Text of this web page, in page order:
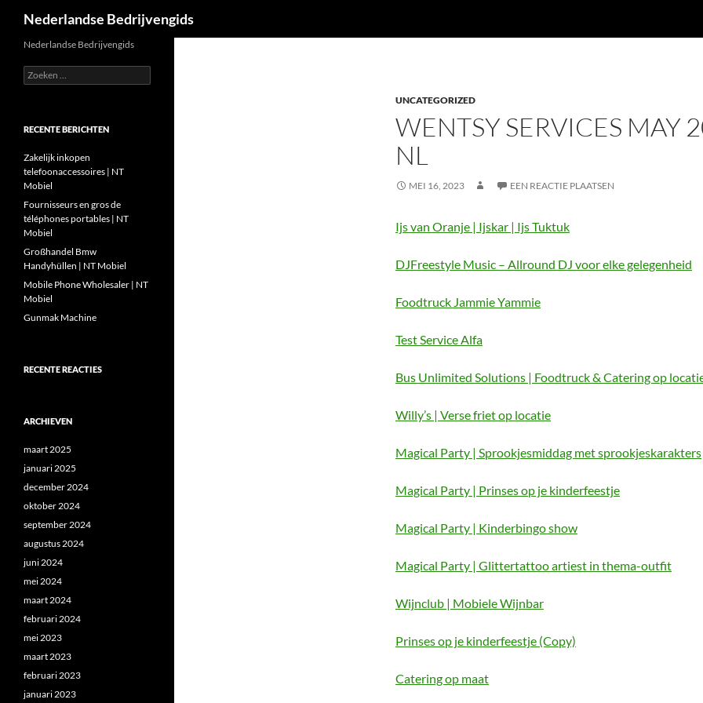
Nederlandse Bedrijvengids
UNCATEGORIZED
WENTSY SERVICES MAY
NL
MEI 16, 2023 EEN REACTIE PLAATSEN
Ijs van Oranje | Ijskar | Ijs Tuktuk
DJFreestyle Music – Allround DJ voor elke gelegenheid
Foodtruck Jammie Yammie
Test Service Alfa
Bus Unlimited Solutions | Foodtruck & Catering op
Willy’s | Verse friet op locatie
Magical Party | Sprookjesmiddag met sprookjeskarakters
Magical Party | Prinses op je kinderfeestje
Magical Party | Kinderbingo show
Magical Party | Glittertattoo artiest in thema-outfit
Wijnclub | Mobiele Wijnbar
Prinses op je kinderfeestje (Copy)
Catering op maat
Nederlandse Bedrijvengids
Zoeken
naar:
RECENTE BERICHTEN
Zakelijk inkopen
telefoonaccessoires | NT
Mobiel
Fournisseurs en gros de
téléphones portables | NT
Mobiel
Großhandel Bmw
Handyhüllen | NT Mobiel
Mobile Phone Wholesaler | NT
Mobiel
Gunmak Machine
RECENTE REACTIES
ARCHIEVEN
maart 2025
januari 2025
december 2024
oktober 2024
september 2024
augustus 2024
juni 2024
mei 2024
maart 2024
februari 2024
mei 2023
maart 2023
februari 2023
januari 2023